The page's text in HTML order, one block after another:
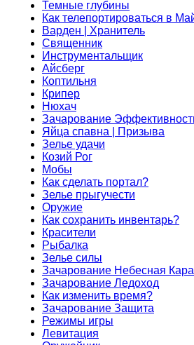
Темные глубины
Как телепортироваться в
Варден | Хранитель
Священник
Инструментальщик
Айсберг
Коптильня
Крипер
Нюхач
Зачарование
Яйца спавна | Призыва
Зелье удачи
Козий Рог
Мобы
Как сделать портал?
Зелье прыгучести
Оружие
Как сохранить инвентарь?
Красители
Рыбалка
Зелье силы
Зачарование Небесная Кара
Зачарование Ледоход
Как изменить время?
Зачарование Защита
Режимы игры
Левитация